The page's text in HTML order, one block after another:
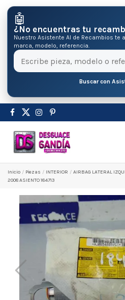
🤖
¿No encuentras tu
Nuestro Asistente AI de Recambios te
marca, modelo, referencia.
Buscar con
Inicio Pіezas INTERIOR
AIRBAG LATERAL
2008 ASIENTO 184713